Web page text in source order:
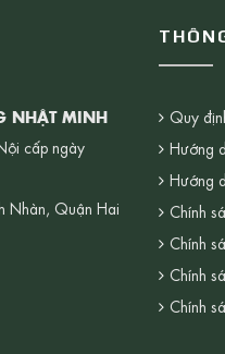
NHẬT MINH
cấp ngày
Nhàn, Quận Hai
Quy
Hướng
Hướng
Chính
Chính
Chính
Chính